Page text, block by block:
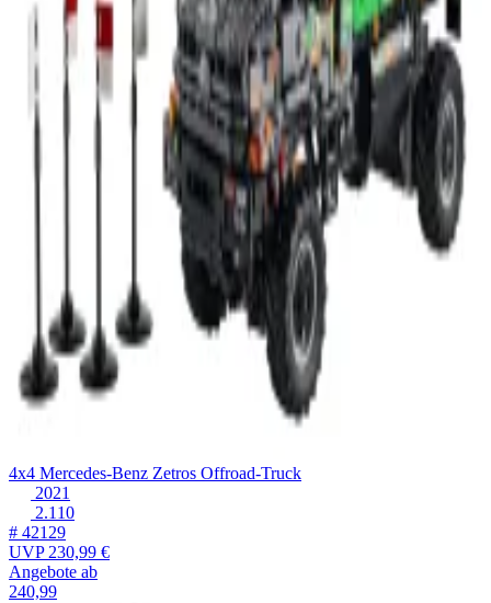
4x4 Mercedes-Benz Zetros Offroad-Truck
2021
2.110
# 42129
UVP230,99 €
Angebote ab
240,99